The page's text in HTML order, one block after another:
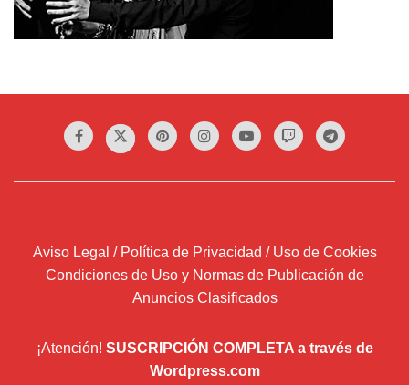
Aviso Legal / Política de Privacidad / Uso de Cookies
Condiciones de Uso y Normas de Publicación de
Anuncios Clasificados
¡Atención! SUSCRIPCIÓN COMPLETA a través de
Wordpress.com